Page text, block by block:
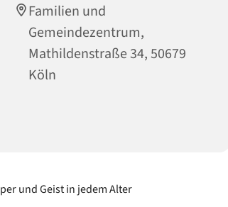
Familien und
Gemeindezentrum,
Mathildenstraße 34, 50679
Köln
und Geist in jedem Alter